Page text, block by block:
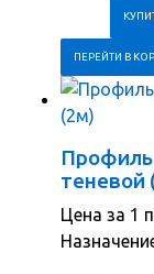
ПЕРЕЙТИ В
Профиль
теневой
Цена за 1